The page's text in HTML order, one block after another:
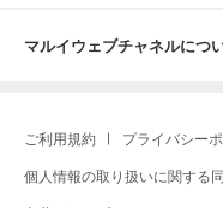
マルイウェブチャネルにつ
ご利用規約 プライバシー
個人情報の取り扱いに関する